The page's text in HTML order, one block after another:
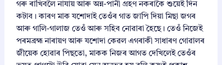
গৰু ৰাখিবলৈ নাযায় আৰু অন্ন-পানী গ্ৰহণ নকৰাকৈ শুয়েই দিন
কটাব। কাৰণ মাক যশোদাই তেওঁৰ গাত জাপি দিয়া মিছা জগৰ
আৰু গালি-গালাজ তেওঁ আৰু সহিব নোৱাৰা হৈছে। তেওঁ নিজেই
পৰমব্ৰহ্ম নাৰায়ণ আৰু যশোদা কেৱল এগৰাকী সাধাৰণ গোৱালৰ
জীয়েক হোৱাৰ পিছতো, মাকক নিজৰ আগত দেখিলেই তেওঁৰ